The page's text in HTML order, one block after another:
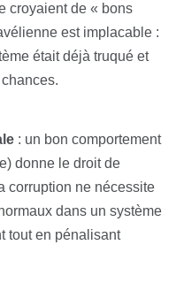
croyaient de « bons
est implacable :
était déjà truqué et
: un bon comportement
donne le droit de
corruption ne nécessite
dans un système
tout en pénalisant